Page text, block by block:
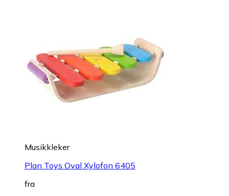
Musikkleker
Plan Toys Oval Xylofon 6405
fra